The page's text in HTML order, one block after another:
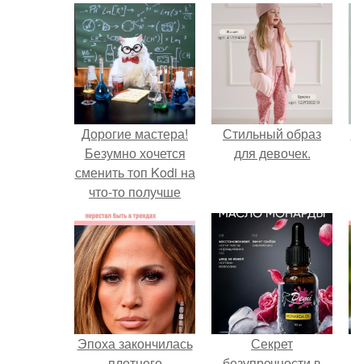
Дорогие мастера!
Безумно хочется
сменить топ Kodi на
что-то получше
(Beautix, cnd, ..
Стильный образ
для девочек.
Эпоха закончилась
Секрет